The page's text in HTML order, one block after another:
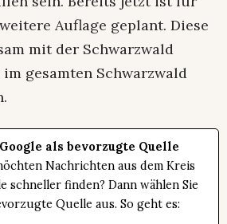
Auflage geplant. Diese
mit der Schwarzwald
gesamten Schwarzwald
als bevorzugte Quelle
Nachrichten aus dem Kreis
schneller finden? Dann wählen Sie
Quelle aus. So geht es: